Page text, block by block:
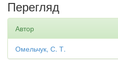
Перегляд
Автор
Омельчук, С. Т.